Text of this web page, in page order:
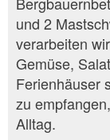
und 2
verarbeiten
Gemüse,
Ferienhäuser
zu
Alltag.